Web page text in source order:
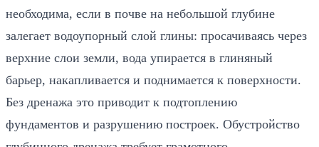
необходима, если в почве на небольшой глубине
залегает водоупорный слой глины: просачиваясь через
верхние слои земли, вода упирается в глиняный
барьер, накапливается и поднимается к поверхности.
Без дренажа это приводит к подтоплению
фундаментов и разрушению построек. Обустройство